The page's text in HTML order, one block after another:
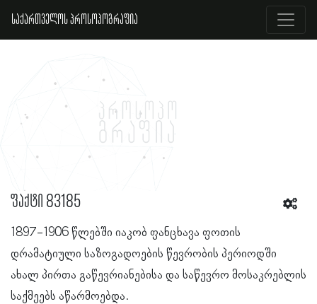
საქართველოს პროსოპოგრაფია
ფაქტი 83185
1897-1906 წლებში იაკობ ფანცხავა ფოთის
დრამატიული საზოგადოების წევრობის პერიოდში
ახალ პირთა გაწევრიანებისა და საწევრო მოსაკრებლის
საქმეებს აწარმოებდა.